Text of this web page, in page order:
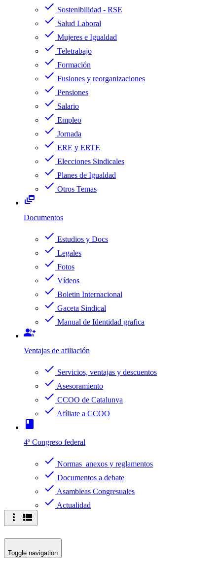
check Sostenibilidad - RSE
check Salud Laboral
check Mujeres e Igualdad
check Teletrabajo
check Formación
check Fusiones y reorganizaciones
check Pensiones
check Salario
check Empleo
check Jornada
check ERE y ERTE
check Elecciones Sindicales
check Planes de Igualdad
check Otros Temas
dynamic_feed
Documentos
check Estudios y Docs
check Legales
check Fotos
check Vídeos
check Boletin Internacional
check Gaceta Sindical
check Manual de Identidad grafica
group_add
Ventajas de afiliación
check Servicios, ventajas y descuentos
check Asesoramiento
check CCOO de Catalunya
check Afíliate a CCOO
book
4º Congreso federal
check Normas anexos y reglamentos
check Documentos a debate
check Asambleas Congresuales
check Actualidad
more_vert view_list
Toggle navigation